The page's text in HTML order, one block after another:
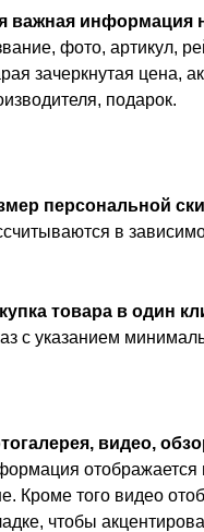
важная информация
фото, артикул,
зачеркнутая цена,
подарок.
персональной
в
товара в один
с указанием
видео,
Кроме того видео
чтобы